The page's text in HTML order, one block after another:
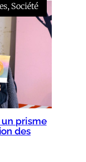
, Société
prisme
des